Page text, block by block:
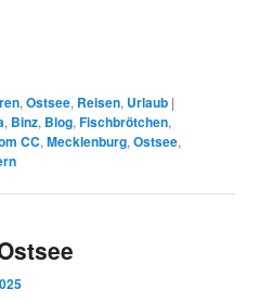
,Ostsee, Reisen, Urlaub |
, Binz, Blog,Fischbrötchen,
CC,Mecklenburg,Ostsee,